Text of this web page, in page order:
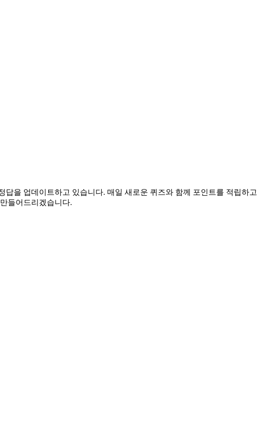
을 업데이트하고 있습니다. 매일 새로운 퀴즈와 함께 포인트를 적립하고
들어드리겠습니다.